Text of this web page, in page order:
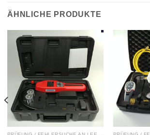
ÄHNLICHE PRODUKTE